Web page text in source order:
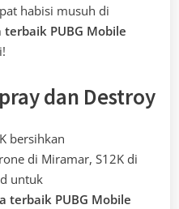
habisi musuh di
PUBG Mobile
dan Destroy
bersihkan
di Miramar, S12K di
untuk
terbaik PUBG Mobile